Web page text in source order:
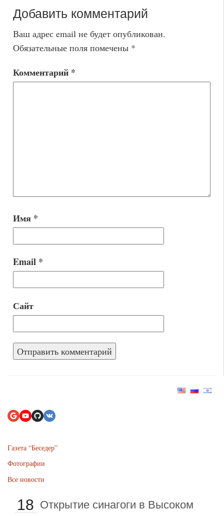
Добавить комментарий
Ваш адрес email не будет опубликован.
Обязательные поля помечены *
Комментарий *
Имя *
Email *
Сайт
Газета “Беседер”
Фотографии
Все новости
18 Открытие cинагоги в Высоком